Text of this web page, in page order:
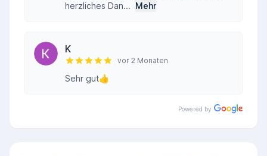
herzliches Dan... Mehr
K
vor 2 Monaten
Sehr gut👍
Powered by